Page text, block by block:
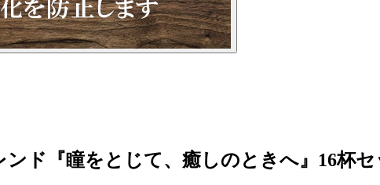
ンド『瞳をとじて、癒しのときへ』16杯